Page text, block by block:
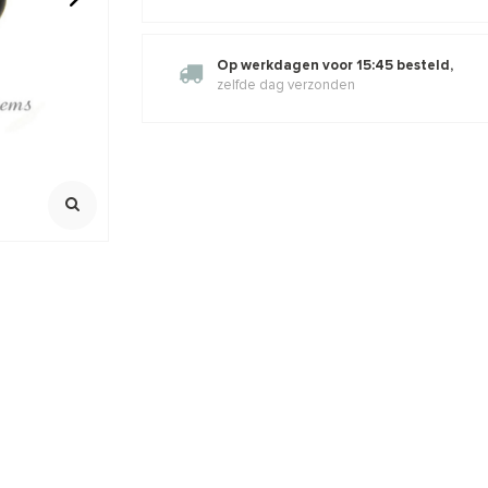
rond
10mm - half doorboord
doorboord
Op werkdagen voor 15:45 besteld,
zelfde dag verzonden